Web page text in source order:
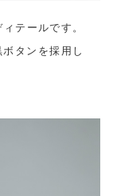
テールです。
タンを採用し